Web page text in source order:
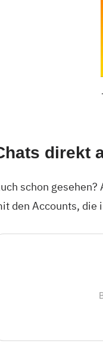
direkt
schon
den Accounts, die